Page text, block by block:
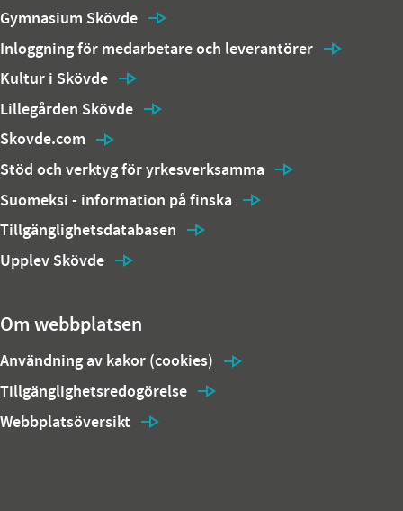
Gymnasium Skövde
Inloggning för medarbetare och leverantörer
Kultur i Skövde
Lillegården Skövde
Skovde.com
Stöd och verktyg för yrkesverksamma
Suomeksi - information på finska
Tillgänglighetsdatabasen
Upplev Skövde
Om webbplatsen
Användning av kakor (cookies)
Tillgänglighetsredogörelse
Webbplatsöversikt